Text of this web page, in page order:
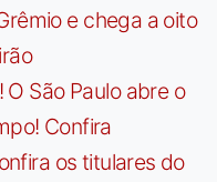
e chega a oito
O São Paulo abre o
Confira
os titulares do